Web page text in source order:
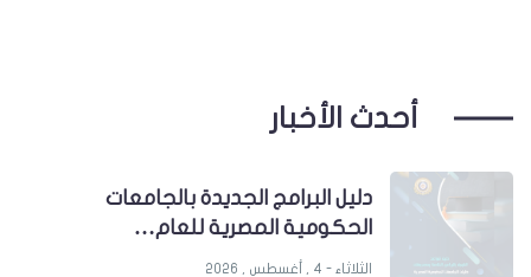
أحدث الأخبار
دليل البرامج الجديدة بالجامعات
الحكومية المصرية للعام…
الثلاثاء - 4 , أغسطس , 2026